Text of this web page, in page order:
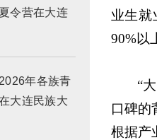
令营在大连
年各族青
大连民族大
业生就
90%以
“
口碑的
根据产